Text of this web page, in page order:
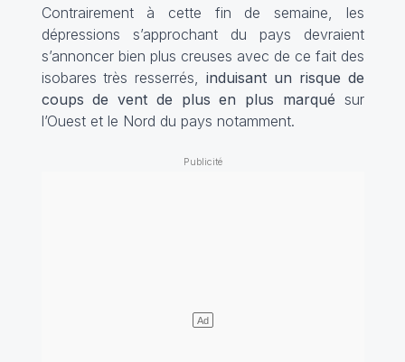
Contrairement à cette fin de semaine, les
dépressions s’approchant du pays devraient
s’annoncer bien plus creuses avec de ce fait des
isobares très resserrés, induisant un risque de
coups de vent de plus en plus marqué sur
l’Ouest et le Nord du pays notamment.